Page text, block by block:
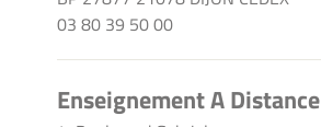
03 80 39 50 00
Enseignement A Distance